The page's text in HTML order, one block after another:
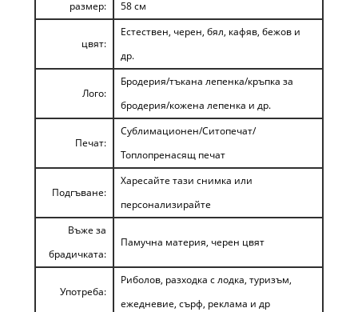
размер: 58 см
цвят:
Естествен, черен, бял, кафяв, бежов и
др.
Лого:
Бродерия/тъкана лепенка/кръпка за
бродерия/кожена лепенка и др.
Печат:
Сублимационен/Ситопечат/
Топлопренасящ печат
Подгъване:
Харесайте тази снимка или
персонализирайте
Въже за
брадичката:
Памучна материя, черен цвят
Употреба:
Риболов, разходка с лодка, туризъм,
ежедневие, сърф, реклама и др